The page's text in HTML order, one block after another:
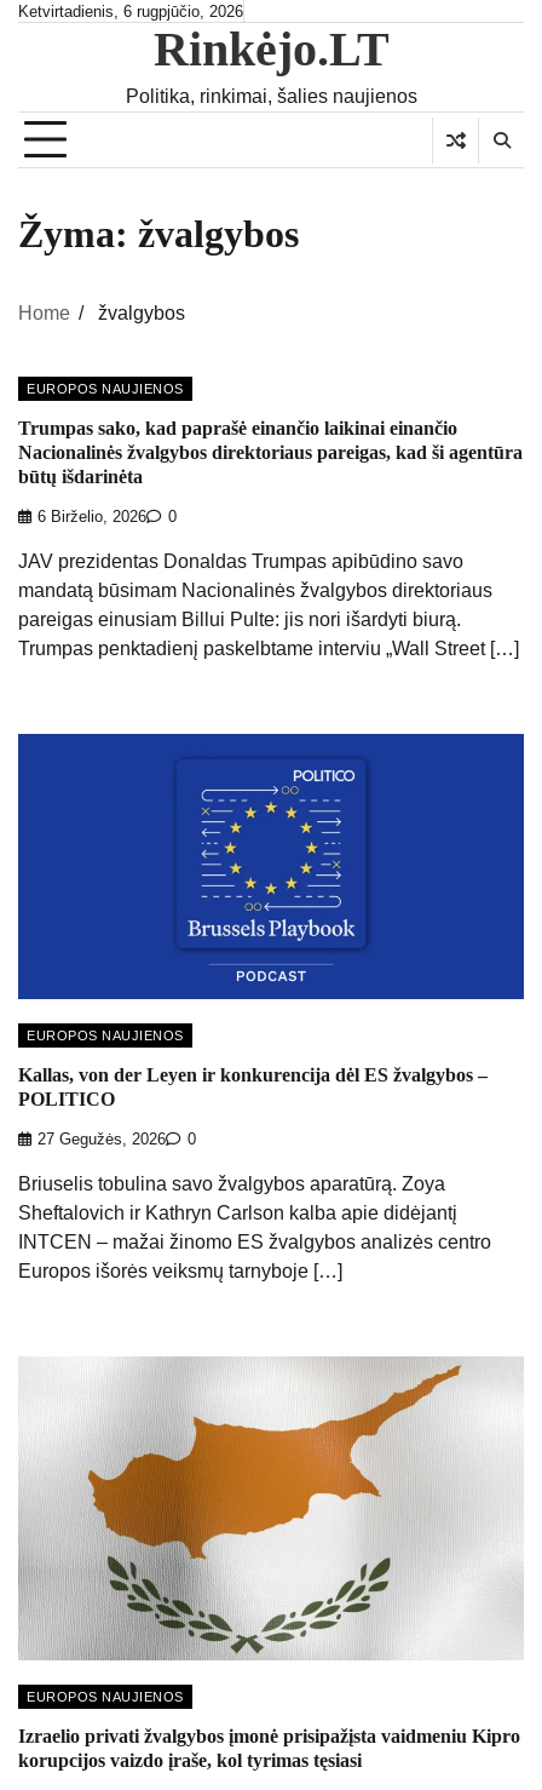
SkipKetvirtadienis, 6 rugpjūčio, 2026
Rinkėjo.LT
Politika, rinkimai, šalies naujienos
Žyma: žvalgybos
Home žvalgybos
EUROPOS NAUJIENOS
Trumpas sako, kad paprašė einančio laikinai einančio
Nacionalinės žvalgybos direktoriaus pareigas, kad ši agentūra
būtų išdarinėta
6 Birželio, 2026 0
JAV prezidentas Donaldas Trumpas apibūdino savo
mandatą būsimam Nacionalinės žvalgybos direktoriaus
pareigas einusiam Billui Pulte: jis nori išardyti biurą.
Trumpas penktadienį paskelbtame interviu „Wall Street […]
EUROPOS NAUJIENOS
Kallas, von der Leyen ir konkurencija dėl ES žvalgybos –
POLITICO
27 Gegužės, 2026 0
Briuselis tobulina savo žvalgybos aparatūrą. Zoya
Sheftalovich ir Kathryn Carlson kalba apie didėjantį
INTCEN – mažai žinomo ES žvalgybos analizės centro
Europos išorės veiksmų tarnyboje […]
EUROPOS NAUJIENOS
Izraelio privati ​​žvalgybos įmonė prisipažįsta vaidmeniu Kipro
korupcijos vaizdo įraše, kol tyrimas tęsiasi